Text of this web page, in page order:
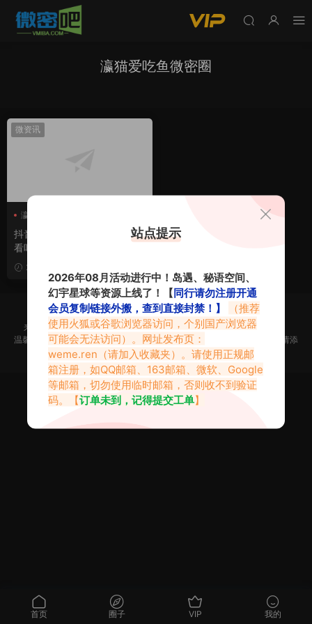
瀛猫爱吃鱼微密圈
微资讯
瀛猫爱吃鱼
瀛猫爱吃鱼微密圈
抖音瀛猫爱吃鱼微密圈资源好
看吗？
2024-03-25
来不及找到心仪的内容？按 Ctr + D
收藏微密吧【Weme.Ren】
温馨提示：本站是只搬运福利但不生产福利。如果你觉得本站做的不错，请添
加到收藏夹！|网站地图
首页 圈子 VIP 我的
站点提示
2026年08月活动进行中！岛遇、秘语空间、
幻宇星球等资源上线了！【同行请勿注册开通
会员复制链接外搬，查到直接封禁！】
（推荐
使用火狐或谷歌浏览器访问，个别国产浏览器
可能会无法访问）。网址发布页：
weme.ren （请加入收藏夹）。请使用正规邮
箱注册，如QQ邮箱、163邮箱、微软、Google
等邮箱，切勿使用临时邮箱，否则收不到验证
码。【订单未到，记得提交工单】